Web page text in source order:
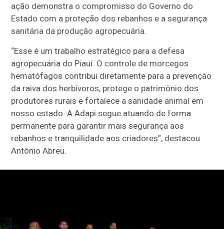
ação demonstra o compromisso do Governo do
Estado com a proteção dos rebanhos e a segurança
sanitária da produção agropecuária.
“Esse é um trabalho estratégico para a defesa
agropecuária do Piauí. O controle de morcegos
hematófagos contribui diretamente para a prevenção
da raiva dos herbívoros, protege o patrimônio dos
produtores rurais e fortalece a sanidade animal em
nosso estado. A Adapi segue atuando de forma
permanente para garantir mais segurança aos
rebanhos e tranquilidade aos criadores”, destacou
Antônio Abreu.